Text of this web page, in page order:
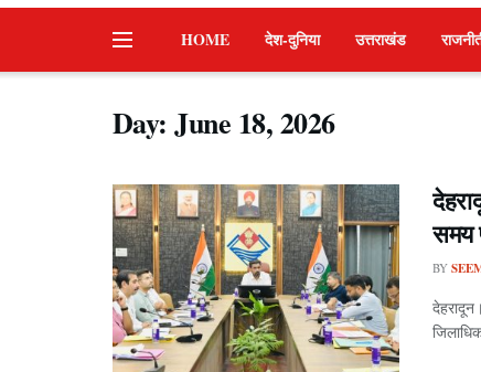
HOME देश-दुनिया उत्तराखंड
Day:June 18, 2026
समय
BY